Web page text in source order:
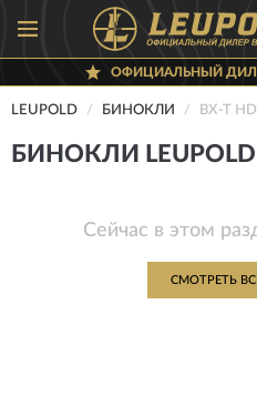
ОФИЦИАЛЬНЫЙ
LEUPOLD БИНОКЛИ BX-T
БИНОКЛИ LEUPOLD
Сейчас в этом
СМОТРЕТЬ